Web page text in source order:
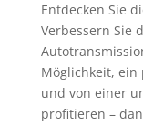
Entdecken Sie
Verbessern Sie
Möglichkeit, ein
und von einer
profitieren –